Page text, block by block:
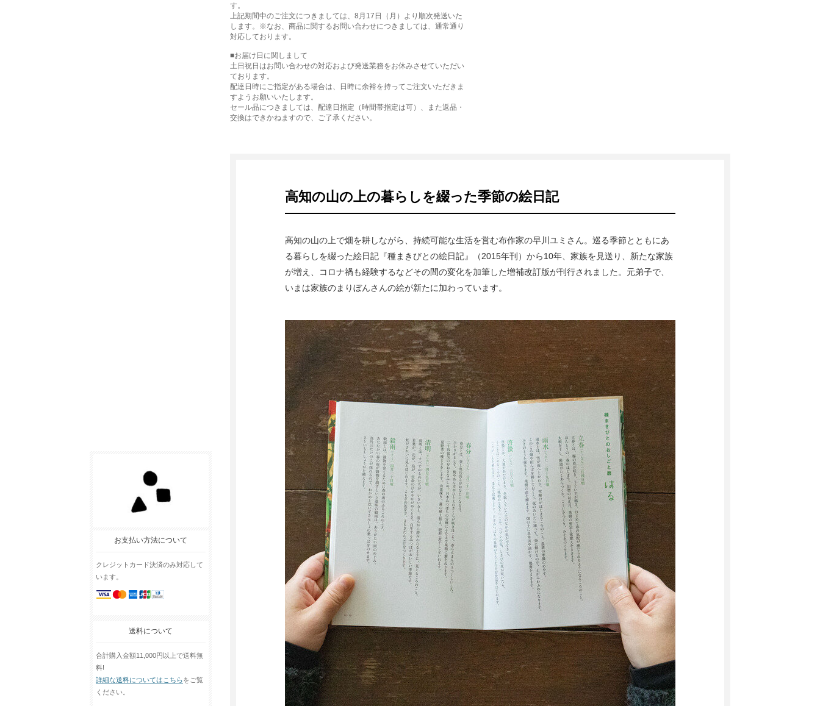
お支払い方法について
クレジットカード決済のみ対応して
います。
送料について
合計購入金額11,000円以上で送料無
料!
詳細な送料についてはこちらをご覧
ください。
す。
上記期間中のご注文につきましては、8月17日（月）より順次発送いた
します。※なお、商品に関するお問い合わせにつきましては、通常通り
対応しております。
■お届け日に関しまして
土日祝日はお問い合わせの対応および発送業務をお休みさせていただい
ております。
配達日時にご指定がある場合は、日時に余裕を持ってご注文いただきま
すようお願いいたします。
セール品につきましては、配達日指定（時間帯指定は可）、また返品・
交換はできかねますので、ご了承ください。
高知の山の上の暮らしを綴った季節の絵日記
高知の山の上で畑を耕しながら、持続可能な生活を営む布作家の早川ユミさん。巡る季節とともにあ
る暮らしを綴った絵日記『種まきびとの絵日記』（2015年刊）から10年、家族を見送り、新たな家族
が増え、コロナ禍も経験するなどその間の変化を加筆した増補改訂版が刊行されました。元弟子で、
いまは家族のまりぼんさんの絵が新たに加わっています。